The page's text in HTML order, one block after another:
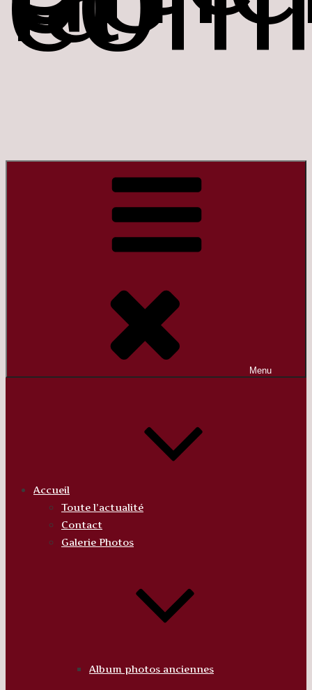
Menu
Accueil
Toute l’actualité
Contact
Galerie Photos
Album photos anciennes